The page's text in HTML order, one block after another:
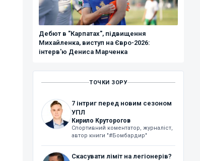
Дебют в "Карпатах", підвищення
Михайленка, виступ на Євро-2026:
інтерв'ю Дениса Марченка
ТОЧКИ ЗОРУ
7 інтриг перед новим сезоном
УПЛ
Кирило Круторогов
Спортивний коментатор, журналіст,
автор книги "#Бомбардир"
Скасувати ліміт на легіонерів?